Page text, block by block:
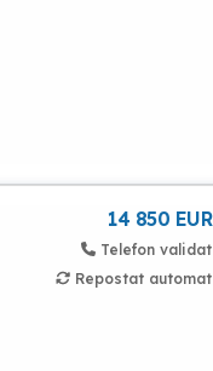
14 850 EUR
Telefon validat
Repostat automat